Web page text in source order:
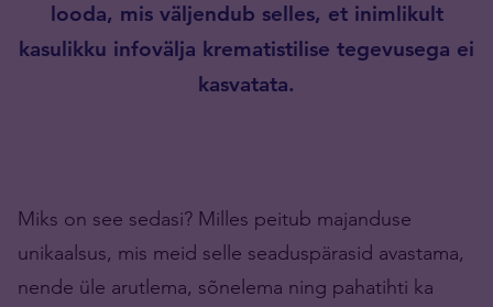
looda, mis väljendub selles, et inimlikult
kasulikku infovälja krematistilise tegevusega ei
kasvatata.
Miks on see sedasi? Milles peitub majanduse
unikaalsus, mis meid selle seaduspärasid avastama,
nende üle arutlema, sõnelema ning pahatihti ka